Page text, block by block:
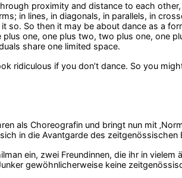
proximity and distance to each
in lines, in diagonals, in parallels, in
so. So then it may be about dance as a
one, one plus two, two plus one, one
share one limited space.
ridiculous if you don’t dance. So you
als Choreografin und bringt nun mit
in die Avantgarde des
ein, zwei Freundinnen, die ihr in
gewöhnlicherweise keine